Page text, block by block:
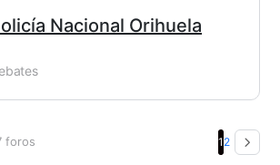
Nacional Orihuela
foros 1 2